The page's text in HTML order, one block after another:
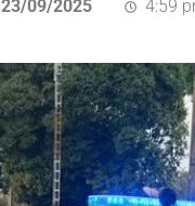
23/09/2025 4:59